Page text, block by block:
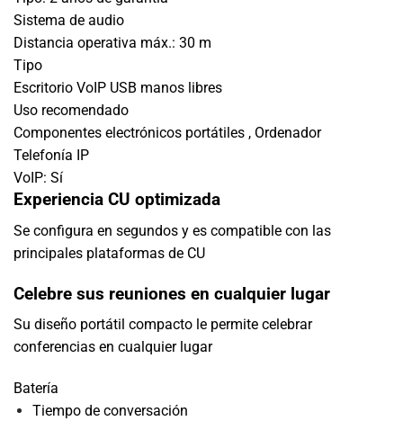
Sistema de audio
Distancia operativa máx.: 30 m
Tipo
Escritorio VoIP USB manos libres
Uso recomendado
Componentes electrónicos portátiles , Ordenador
Telefonía IP
VoIP: Sí
Experiencia CU optimizada
Se configura en segundos y es compatible con las
principales plataformas de CU
Celebre sus reuniones en cualquier lugar
Su diseño portátil compacto le permite celebrar
conferencias en cualquier lugar
Batería
Tiempo de conversación